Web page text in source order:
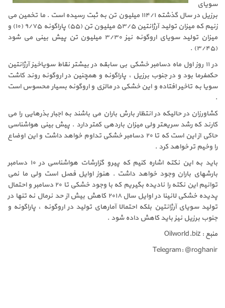
سویای
برزیل در سال گذشته ۱۱۴/۱ میلیون تن به ثبت رسیده است . ما تخمین می
زنیم که میزان تولید آرژانتین ۵۳/۵ میلیون تن (۵۵) پاراگوئه ۹/۷۵ (۱۰) و
میزان تولید سویای اروگوئه نیز ۳/۳۰ میلیون تن پیش بینی می شود
(۳/۴۵) .
در ۱۱ روز اول ماه دسامبر خشکی بی سابقه در بیشتر نقاط سویاخیز آرژانتین
حکمفرما بود و در جنوب برزیل ، پاراگوئه و همچنین در اروگوئه روند کاشت
سویا به تاخیر افتاده و این خشکی در مالزی و اروگوئه بسیار محسوس است
.
کشاورزان در حالیکه در انتظار بارش باران می باشند به اجبار بذرهایی را می
کارند که رشد سریعتر ولی میزان باردهی کمتر دارد . پیش بینی هواشناسی
حاکی از این است که تا ۲۰ دسامبر خشکی تداوم خواهد داشت و این اوضاع
را وخیم تر خواهد کرد .
باید به این نکته اشاره کنیم که پیرو گزارشات هواشناسی در ۱۰ دسامبر
بارشهای باران وجود خواهد داشت . هنوز اوایل فصل است ولی ما نمی
توانیم این نکته را نادیده بگیریم که با وجود خشکی تا ۲۰ دسامبر و احتمال
پدیده خشکی لانینا در اوایل سال ۲۰۱۸ کاهش بیش از حد نرمال نه تنها در
تولید سویای آرژانتین بلکه احتمالا آمارهای تولید در اروگوئه ، پاراگوئه و
جنوب برزیل نیز باید کاهش داده شود .
منبع : Oilworld.biz
Telegram: @roghanir